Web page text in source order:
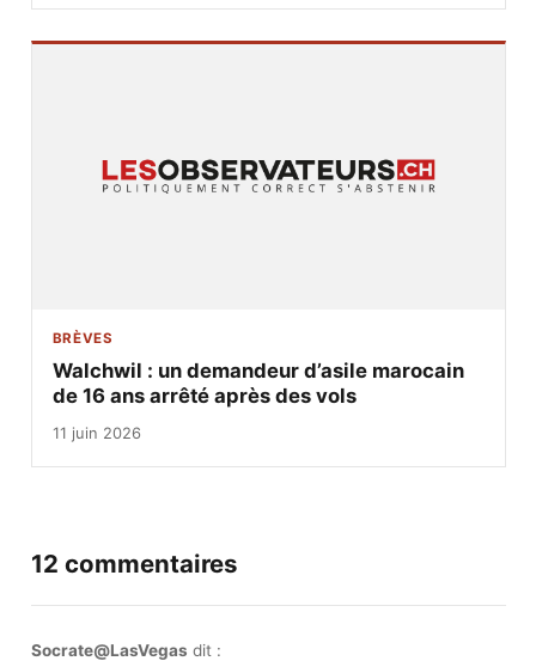
BRÈVES
Walchwil : un demandeur d’asile marocain
de 16 ans arrêté après des vols
11 juin 2026
12 commentaires
Socrate@LasVegas dit :